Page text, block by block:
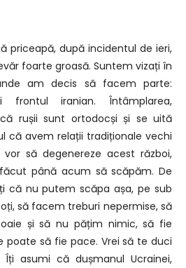
priceapă, după incidentul de ieri,
foarte groasă. Suntem vizați în
am decis să facem parte:
frontul iranian. Întâmplarea,
rușii sunt ortodocși și se uită
că avem relații tradiționale vechi
să degenereze acest război,
până acum să scăpăm. De
că nu putem scăpa așa, pe sub
să facem treburi nepermise, să
și să nu pățim nimic, să fie
poate să fie pace. Vrei să te duci
asumi că dușmanul Ucrainei,